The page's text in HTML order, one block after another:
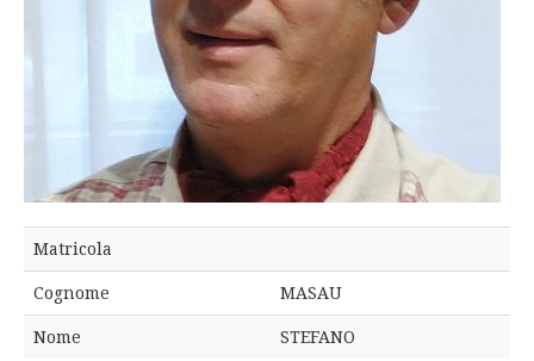
Matricola
Cognome MASAU
Nome STEFANO